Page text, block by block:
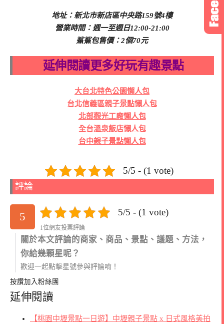
地址：新北市新店區中央路159號4樓
營業時間：週一至週日12:00-21:00
鯊鯊包售價：2個70元
延伸閱讀更多好玩有趣景點
大台北特色公園懶人包
台北信義區親子景點懶人包
北部觀光工廠懶人包
全台溫泉飯店懶人包
台中親子景點懶人包
5/5 - (1 vote)
評論
5 5/5 - (1 vote)
1位網友投票評論
關於本文評論的商家、商品、景點、議題、方法，
你給幾顆星呢？
歡迎一起點擊星號參與評論唷！
按讚加入粉絲團
延伸閱讀
【桃園中壢景點一日遊】中壢親子景點 x 日式風格美拍